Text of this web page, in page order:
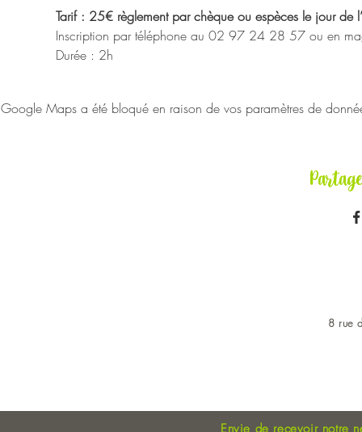
Tarif : 25€ règlement par chèque ou espèces le jour de
Inscription par téléphone au 02 97 24 28 57 ou en
Durée : 2h
Google Maps a été bloqué en raison de vos paramètres de
8 rue
Envie de recevoir notre